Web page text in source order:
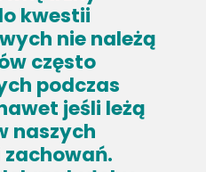
kwestii
nie należą
często
podczas
jeśli leżą
naszych